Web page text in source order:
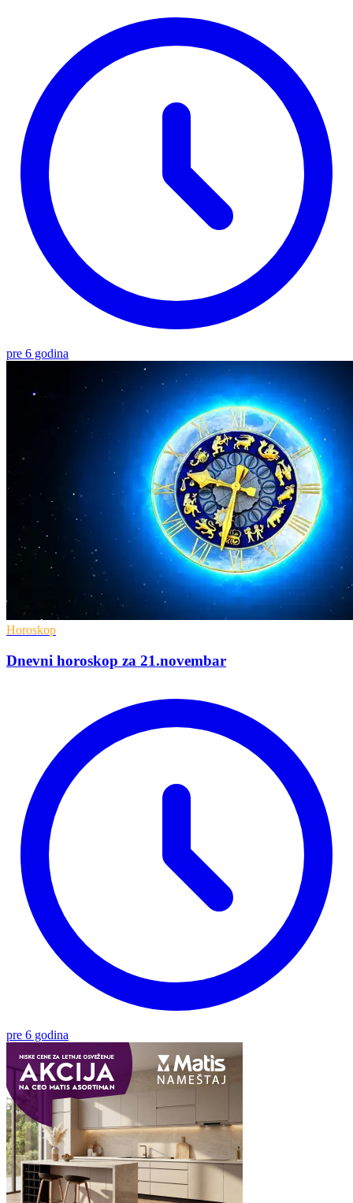
pre 6 godina
Horoskop
Dnevni horoskop za 21.novembar
pre 6 godina